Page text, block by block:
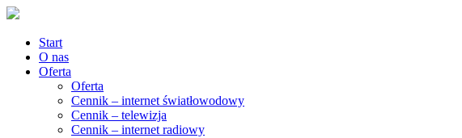
Start
O nas
Oferta
Oferta
Cennik – internet światłowodowy
Cennik – telewizja
Cennik – internet radiowy